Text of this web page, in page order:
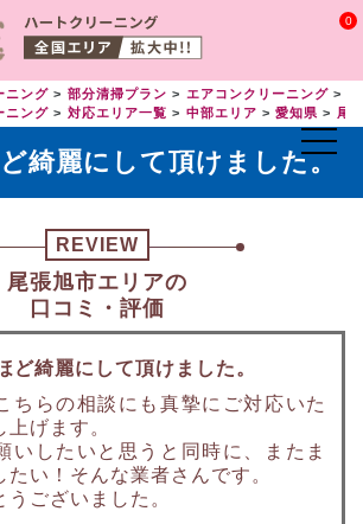
0
ニング 部分清掃プラン エアコンクリーニング
ニング
対応エリア一覧 中部エリア 愛知県 尾
綺麗にして頂けました。
REVIEW
尾張旭市エリアの
口コミ・評価
ど綺麗にして頂けました。
ちらの相談にも真摯にご対応いた
げます。
いしたいと思うと同時に、またま
たい！そんな業者さんです。
ございました。